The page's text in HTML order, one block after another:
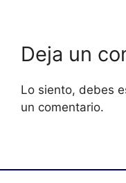
Deja un
Lo siento, debes
un comentario.